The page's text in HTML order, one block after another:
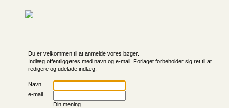
Du er velkommen til at anmelde vores bøger.
Indlæg offentliggøres med navn og e-mail. Forlaget forbeholder sig ret til at
redigere og udelade indlæg.
Navn
e-mail
Din mening